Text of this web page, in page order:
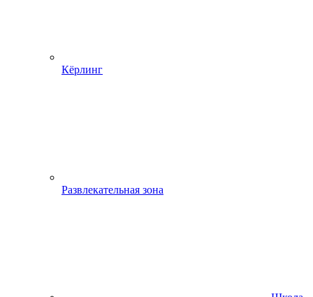
Кёрлинг
Развлекательная зона